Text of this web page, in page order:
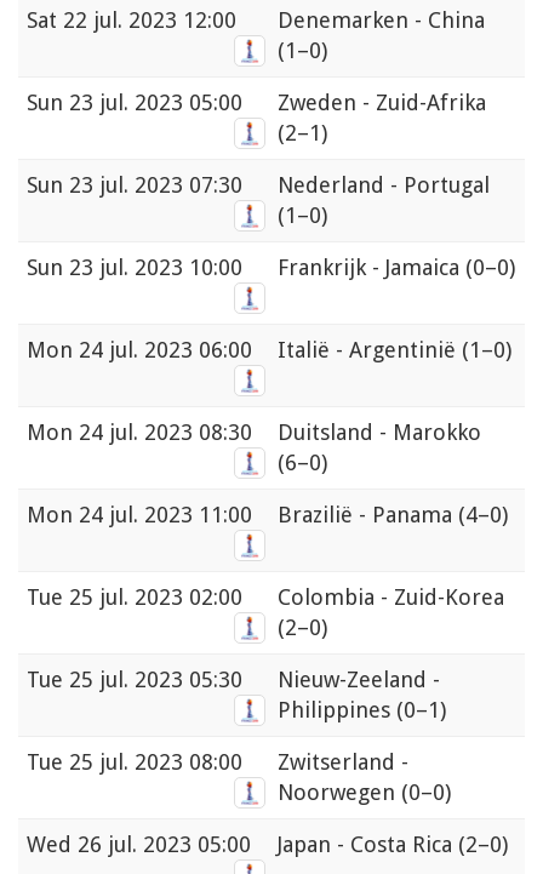
Sat 22 jul. 2023 12:00
Denemarken - China
(1–0)
Sun 23 jul. 2023 05:00
Zweden - Zuid-Afrika
(2–1)
Sun 23 jul. 2023 07:30
Nederland - Portugal
(1–0)
Sun 23 jul. 2023 10:00 Frankrijk - Jamaica (0–0)
Mon 24 jul. 2023 06:00 Italië - Argentinië (1–0)
Mon 24 jul. 2023 08:30
Duitsland - Marokko
(6–0)
Mon 24 jul. 2023 11:00 Brazilië - Panama (4–0)
Tue 25 jul. 2023 02:00
Colombia - Zuid-Korea
(2–0)
Tue 25 jul. 2023 05:30
Nieuw-Zeeland -
Philippines (0–1)
Tue 25 jul. 2023 08:00
Zwitserland -
Noorwegen (0–0)
Wed 26 jul. 2023 05:00 Japan - Costa Rica (2–0)